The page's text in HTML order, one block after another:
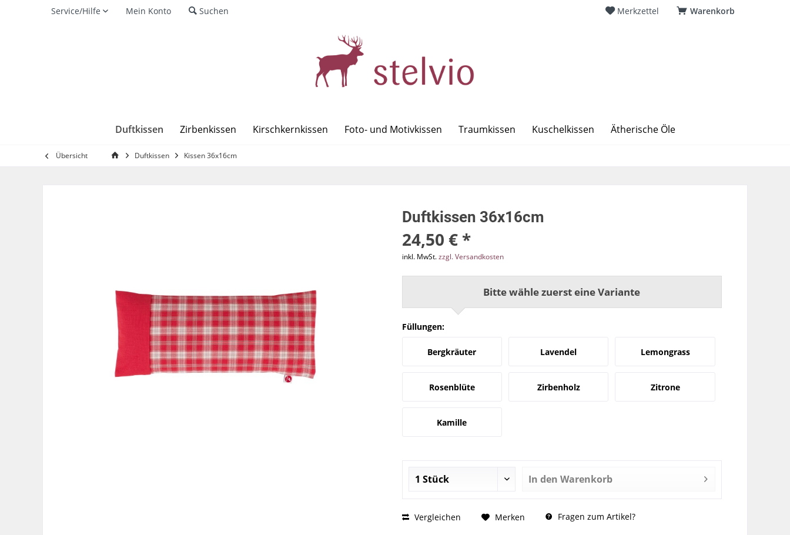
Warenkorb
Merkzettel
Service/Hilfe Mein Konto Suchen
Duftkissen Zirbenkissen Kirschkernkissen Foto- und Motivkissen Traumkissen Kuschelkissen Ätherische Öle
Übersicht Duftkissen Kissen 36x16cm
Duftkissen 36x16cm
24,50 € *
inkl. MwSt.zzgl. Versandkosten
Bitte wähle zuerst eine Variante
Füllungen:
Bergkräuter Lavendel Lemongrass
Rosenblüte Zirbenholz Zitrone
Kamille
In den Warenkorb
Vergleichen Merken Fragen zum Artikel?